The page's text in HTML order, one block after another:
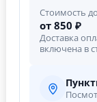
Стоимость
от 850 ₽
Доставка
включена в